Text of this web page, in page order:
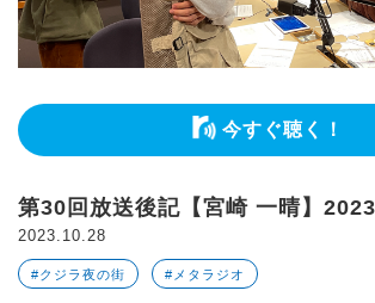
今すぐ聴く！
第30回放送後記【宮崎 一晴】
2023.10.28
#クジラ夜の街 #メタラジオ